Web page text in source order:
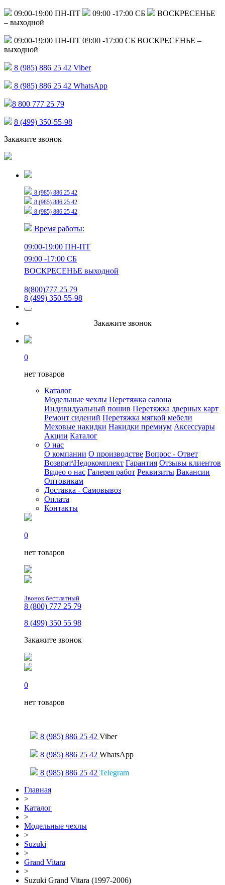
09:00-19:00 ПН-ПТ 09:00 -17:00 СБ
ВОСКРЕСЕНЬЕ
– выходной
09:00-19:00 ПН-ПТ 09:00 -17:00 СБ ВОСКРЕСЕНЬЕ –
выходной
8 (985) 886 25 42 Viber
8 (985) 886 25 42 WhatsApp
8 800 777 25 79
8 (499) 350-55-98
Закажите звонок
8 (985) 886 25 42
8 (985) 886 25 42
8 (985) 886 25 42
Время работы:
09:00-19:00 ПН-ПТ
09:00 -17:00 СБ
ВОСКРЕСЕНЬЕ выходной
8(800)777 25 79
8 (499) 350-55-98
Закажите звонок
0
нет товаров
Каталог
Модельные чехлы Перетяжка салона
Индивидуальный пошив Перетяжка дверных карт
Ремонт сидений Перетяжка мягкой мебели
Меховые накидки Накидки премиум Аксессуары
Акции Каталог
О нас
О компании О производстве Вопрос - Ответ
Возврат\Недокомплект Гарантия Отзывы клиентов
Видео о нас Галерея работ Реквизиты Вакансии
Оптовикам
Доставка - Самовывоз
Оплата
Контакты
0
нет товаров
Звонок бесплатный
8 (800) 777 25 79
8 (499) 350 55 98
Закажите звонок
0
нет товаров
8 (985) 886 25 42 Viber
8 (985) 886 25 42 WhatsApp
8 (985) 886 25 42 Telegram
Главная
>
Каталог
>
Модельные чехлы
>
Suzuki
>
Grand Vitara
>
Suzuki Grand Vitara (1997-2006)